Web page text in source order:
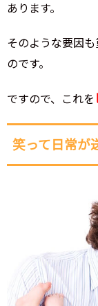
あります。
そのような要因
のです。
ですので、これを
笑って日常が